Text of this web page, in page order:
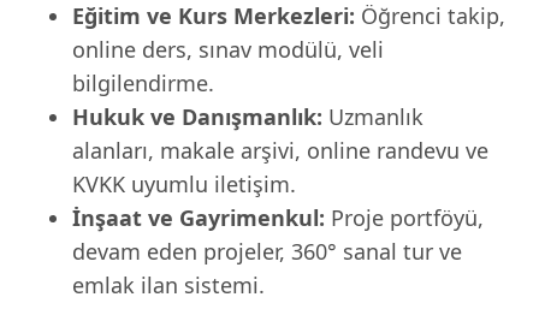
Eğitim ve Kurs Merkezleri: Öğrenci takip,
online ders, sınav modülü, veli
bilgilendirme.
Hukuk ve Danışmanlık: Uzmanlık
alanları, makale arşivi, online randevu ve
KVKK uyumlu iletişim.
İnşaat ve Gayrimenkul: Proje portföyü,
devam eden projeler, 360° sanal tur ve
emlak ilan sistemi.